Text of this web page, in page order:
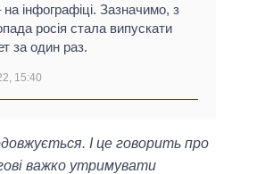
на інфографіці. Зазначимо, з
росія стала випускати
за один раз.
15:40
І це говорить про
важко утримувати